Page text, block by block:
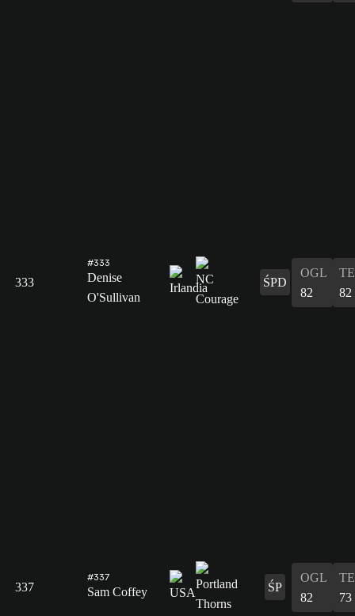
333
#333
Denise
O'Sullivan
ŚPD
OGL
82
82
337
#337
Sam Coffey ŚP
OGL
82
73